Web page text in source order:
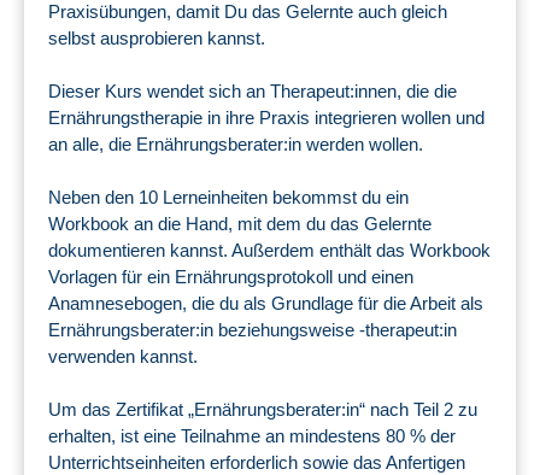
Praxisübungen, damit Du das Gelernte auch gleich
selbst ausprobieren kannst.
Dieser Kurs wendet sich an Therapeut:innen, die die
Ernährungstherapie in ihre Praxis integrieren wollen und
an alle, die Ernährungsberater:in werden wollen.
Neben den 10 Lerneinheiten bekommst du ein
Workbook an die Hand, mit dem du das Gelernte
dokumentieren kannst. Außerdem enthält das Workbook
Vorlagen für ein Ernährungsprotokoll und einen
Anamnesebogen, die du als Grundlage für die Arbeit als
Ernährungsberater:in beziehungsweise -therapeut:in
verwenden kannst.
Um das Zertifikat „Ernährungsberater:in“ nach Teil 2 zu
erhalten, ist eine Teilnahme an mindestens 80 % der
Unterrichtseinheiten erforderlich sowie das Anfertigen